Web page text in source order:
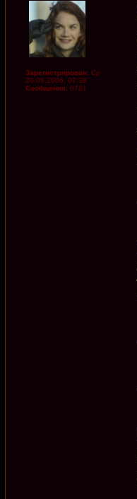
Зарегистрирован: Ср
20.09.2006, 07:38
Сообщения: 6781